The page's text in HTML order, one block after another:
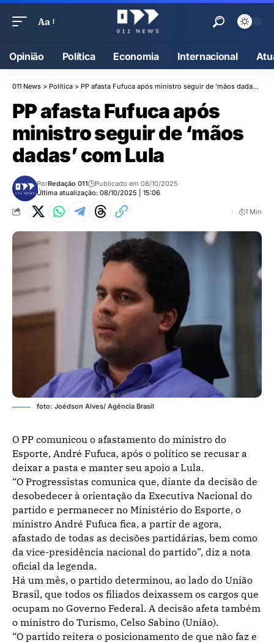
Aa
Opinião Política Economia Internacional
011 News > Política > PP afasta Fufuca após ministro seguir de ‘mãos dadas’ com Lula
PP afasta Fufuca após
ministro seguir de ‘mãos
dadas’ com Lula
Última atualização: 08/10/2025 | 15:06
PorRedação 011 Publicado em 08/10/2025
1 Min
foto: Joédson Alves/ Agência Brasil
O PP comunicou o afastamento do ministro do
Esporte, André Fufuca, após o político se recusar a
deixar a pasta e manter seu apoio a Lula.
“O Progressistas comunica que, diante da decisão de
desobedecer à orientação da Executiva Nacional do
partido e permanecer no Ministério do Esporte, o
ministro André Fufuca fica, a partir de agora,
afastado de todas as decisões partidárias, bem como
da vice-presidência nacional do partido”, diz a nota
oficial da legenda.
Há um mês, o partido determinou, ao lado do União
Brasil, que todos os filiados deixassem os cargos que
ocupam no Governo Federal. A decisão afeta também
o ministro do Turismo, Celso Sabino (União).
“O partido reitera o posicionamento de que não faz e